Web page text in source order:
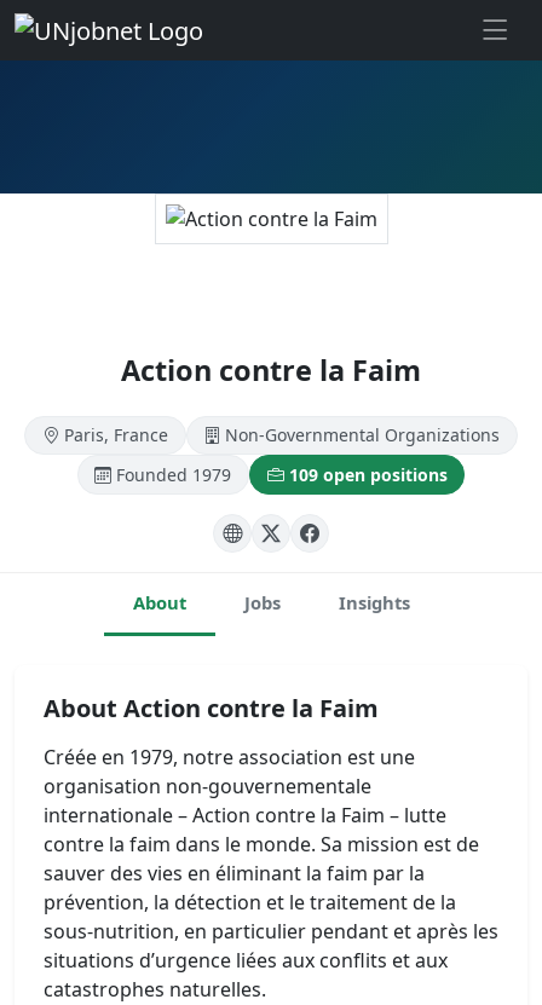
Action contre la Faim
Paris, France
Non-Governmental Organizations
Founded 1979
109 open positions
About Jobs Insights
About Action contre la Faim
Créée en 1979, notre association est une
organisation non-gouvernementale
internationale – Action contre la Faim – lutte
contre la faim dans le monde. Sa mission est de
sauver des vies en éliminant la faim par la
prévention, la détection et le traitement de la
sous-nutrition, en particulier pendant et après les
situations d’urgence liées aux conflits et aux
catastrophes naturelles.